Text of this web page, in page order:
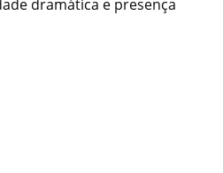
dramática e presença